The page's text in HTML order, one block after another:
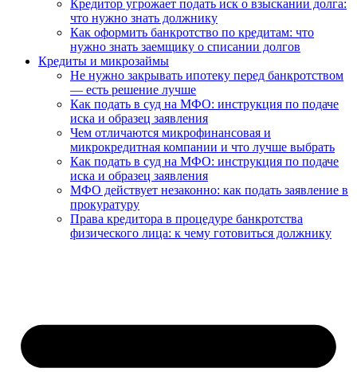
Кредитор угрожает подать иск о взыскании долга:
что нужно знать должнику
Как оформить банкротство по кредитам: что
нужно знать заемщику о списании долгов
Кредиты и микрозаймы
Не нужно закрывать ипотеку перед банкротством
— есть решение лучше
Как подать в суд на МФО: инструкция по подаче
иска и образец заявления
Чем отличаются микрофинансовая и
микрокредитная компании и что лучше выбрать
Как подать в суд на МФО: инструкция по подаче
иска и образец заявления
МФО действует незаконно: как подать заявление в
прокуратуру
Права кредитора в процедуре банкротства
физического лица: к чему готовиться должнику